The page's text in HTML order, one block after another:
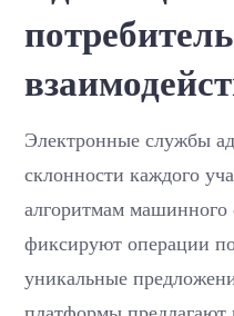
Электронные службы
склонности каждого
алгоритмам
фиксируют операции
уникальные